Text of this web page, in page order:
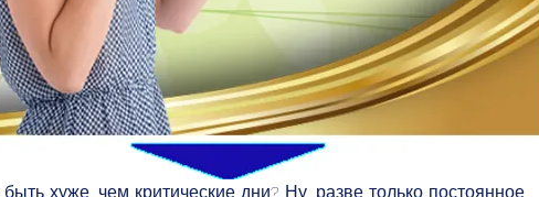
хуже, чем критические дни? Ну, разве только постоянное